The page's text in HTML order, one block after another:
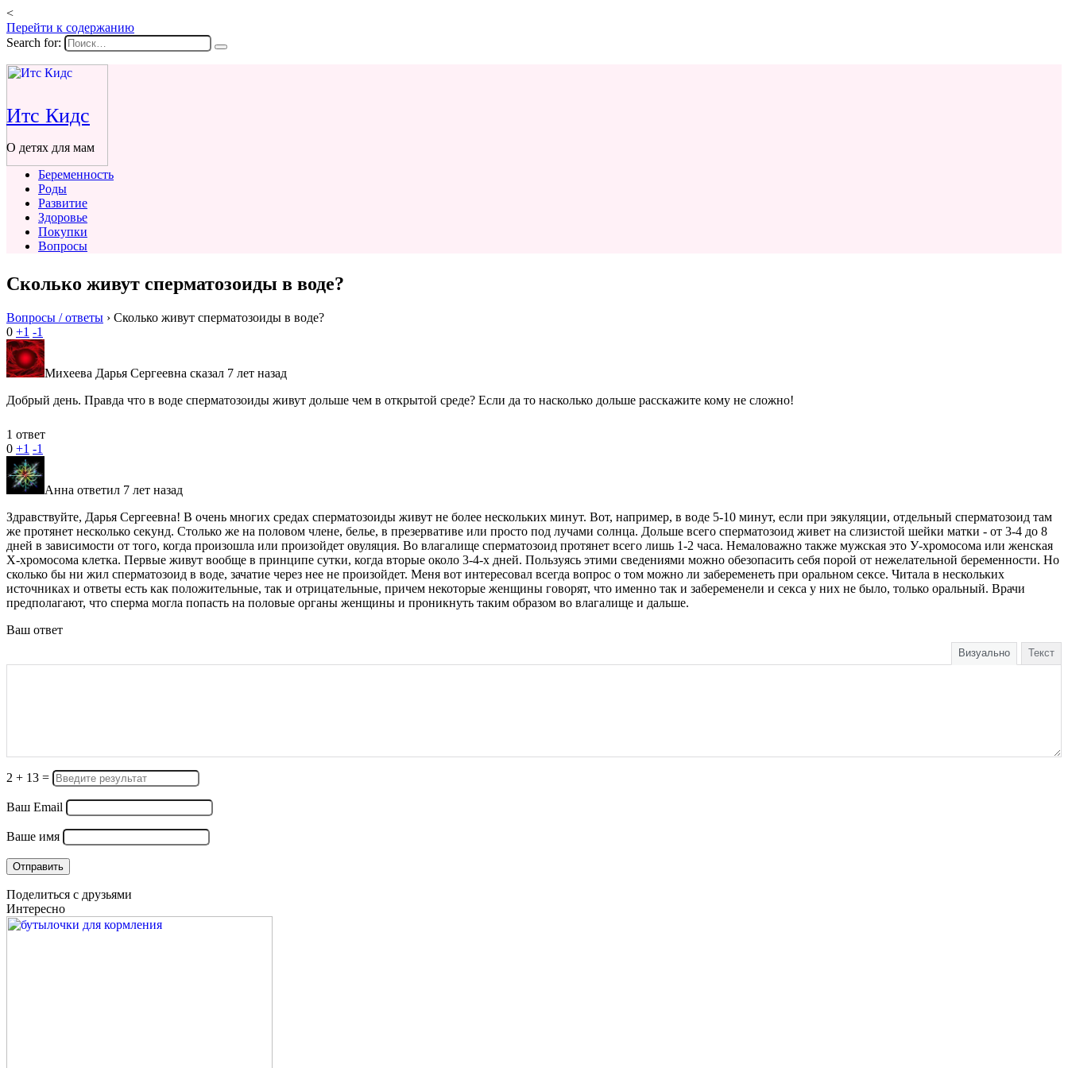
<
Перейти к содержанию
Search for:
Итс Кидс
О детях для мам
Беременность
Роды
Развитие
Здоровье
Покупки
Вопросы
Сколько живут сперматозоиды в воде?
Вопросы / ответы › Сколько живут сперматозоиды в воде?
0 +1 -1
Михеева Дарья Сергеевна сказал 7 лет назад
Добрый день. Правда что в воде сперматозоиды живут дольше чем в открытой среде? Если да то насколько дольше расскажите кому не сложно!
1 ответ
0 +1 -1
Анна ответил 7 лет назад
Здравствуйте, Дарья Сергеевна! В очень многих средах сперматозоиды живут не более нескольких минут. Вот, например, в воде 5-10 минут, если при эякуляции, отдельный сперматозоид там
же протянет несколько секунд. Столько же на половом члене, белье, в презервативе или просто под лучами солнца. Дольше всего сперматозоид живет на слизистой шейки матки - от 3-4 до 8
дней в зависимости от того, когда произошла или произойдет овуляция. Во влагалище сперматозоид протянет всего лишь 1-2 часа. Немаловажно также мужская это У-хромосома или женская
Х-хромосома клетка. Первые живут вообще в принципе сутки, когда вторые около 3-4-х дней. Пользуясь этими сведениями можно обезопасить себя порой от нежелательной беременности. Но
сколько бы ни жил сперматозоид в воде, зачатие через нее не произойдет. Меня вот интересовал всегда вопрос о том можно ли забеременеть при оральном сексе. Читала в нескольких
источниках и ответы есть как положительные, так и отрицательные, причем некоторые женщины говорят, что именно так и забеременели и секса у них не было, только оральный. Врачи
предполагают, что сперма могла попасть на половые органы женщины и проникнуть таким образом во влагалище и дальше.
Ваш ответ
Визуально Текст
2 + 13 =
Ваш Email
Ваше имя
Поделиться с друзьями
Интересно